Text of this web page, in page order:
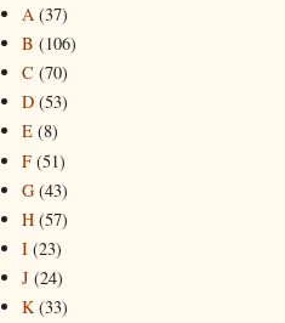
A (37)
B (106)
C (70)
D (53)
E (8)
F (51)
G (43)
H (57)
I (23)
J (24)
K (33)